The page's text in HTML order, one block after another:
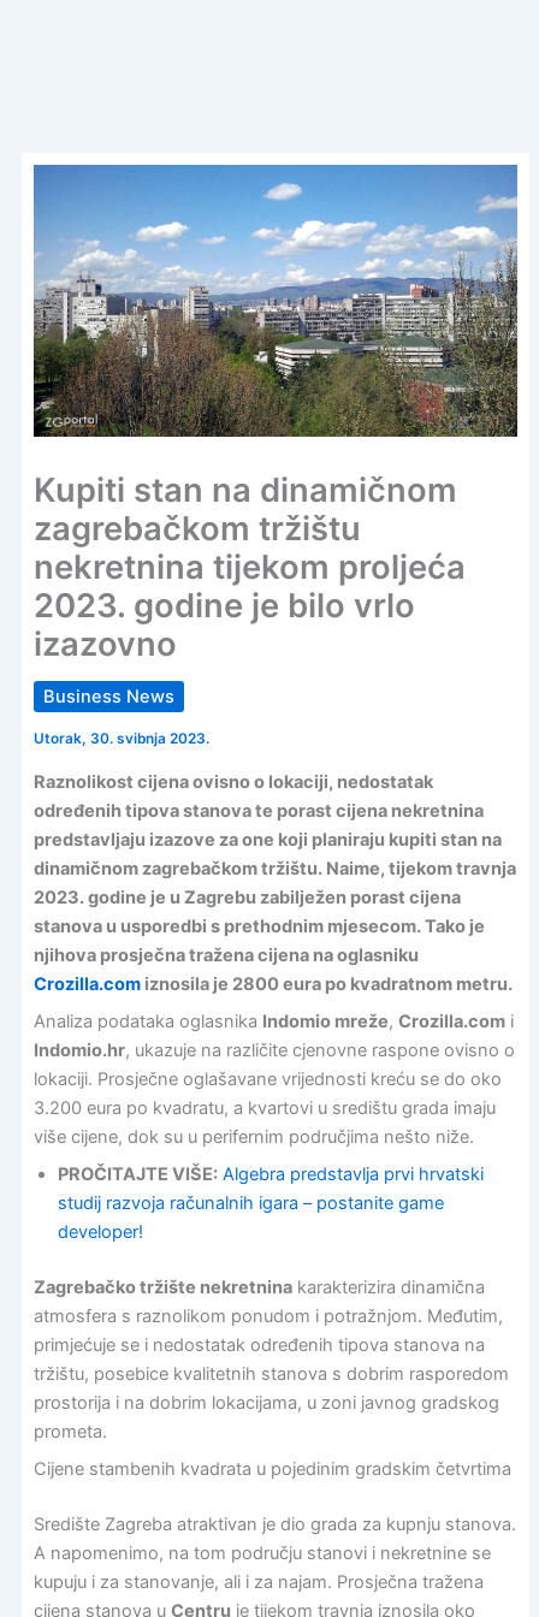
Kupiti stan na dinamičnom
zagrebačkom tržištu
nekretnina tijekom proljeća
2023. godine je bilo vrlo
izazovno
Business News
Utorak, 30. svibnja 2023.
Raznolikost cijena ovisno o lokaciji, nedostatak
određenih tipova stanova te porast cijena nekretnina
predstavljaju izazove za one koji planiraju kupiti stan na
dinamičnom zagrebačkom tržištu. Naime, tijekom travnja
2023. godine je u Zagrebu zabilježen porast cijena
stanova u usporedbi s prethodnim mjesecom. Tako je
njihova prosječna tražena cijena na oglasniku
Crozilla.comiznosila je 2800 eura po kvadratnom metru.
Analiza podataka oglasnika Indomio mreže, Crozilla.comi
Indomio.hr, ukazuje na različite cjenovne raspone ovisno o
lokaciji. Prosječne oglašavane vrijednosti kreću se do oko
3.200 eura po kvadratu, a kvartovi u središtu grada imaju
više cijene, dok su u perifernim područjima nešto niže.
PROČITAJTE VIŠE: Algebra predstavlja prvi hrvatski
studij razvoja računalnih igara – postanite game
developer!
Zagrebačko tržište nekretninakarakterizira dinamična
atmosfera s raznolikom ponudom i potražnjom. Međutim,
primjećuje se i nedostatak određenih tipova stanova na
tržištu, posebice kvalitetnih stanova s dobrim rasporedom
prostorija i na dobrim lokacijama, u zoni javnog gradskog
prometa.
Cijene stambenih kvadrata u pojedinim gradskim četvrtima
Središte Zagreba atraktivan je dio grada za kupnju stanova.
A napomenimo, na tom području stanovi i nekretnine se
kupuju i za stanovanje, ali i za najam. Prosječna tražena
cijena stanova u Centru je tijekom travnja iznosila oko